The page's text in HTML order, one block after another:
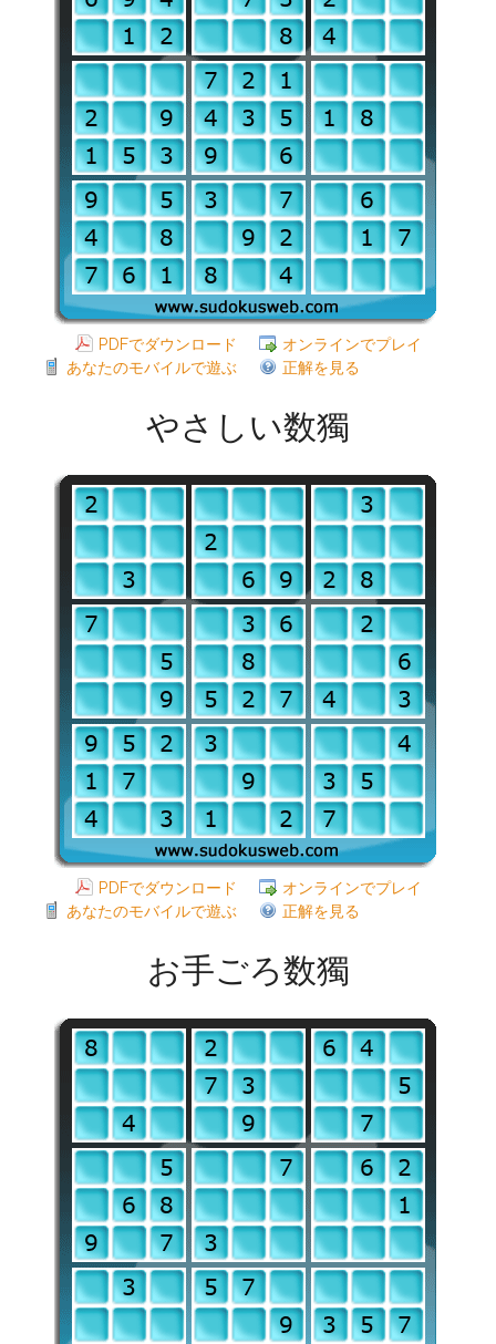
PDFでダウンロード
オンラインでプレイ
あなたのモバイルで遊ぶ
正解を見る
やさしい数獨
PDFでダウンロード
オンラインでプレイ
あなたのモバイルで遊ぶ
正解を見る
お手ごろ数獨